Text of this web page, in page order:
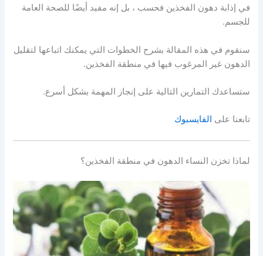
في إذابة دهون الفخذين فحسب ، بل إنه مفيد أيضًا للصحة العامة
للجسم.
سنقوم في هذه المقالة بشرح الخطوات التي يمكنك اتباعها لتقليل
الدهون غير المرغوب فيها في منطقة الفخذين.
ستساعدك التمارين التالية على إنجاز المهمة بشكل أسرع.
تابعنا على الفايسبوك
لماذا تخزن النساء الدهون في منطقة الفخذين؟